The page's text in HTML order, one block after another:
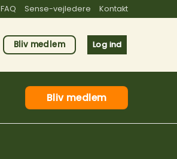
FAQ Sense-vejledere Kontakt
Bliv medlem Log ind
Bliv medlem